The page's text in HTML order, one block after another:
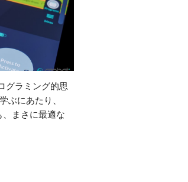
グラミング的思
ぶにあたり、
まさに最適な